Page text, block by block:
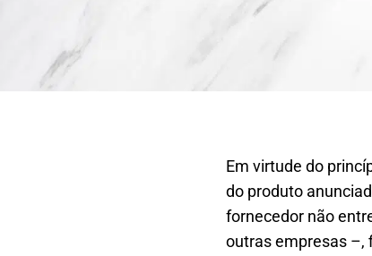
Em virtude do
do produto
fornecedor não
outras empresas –,